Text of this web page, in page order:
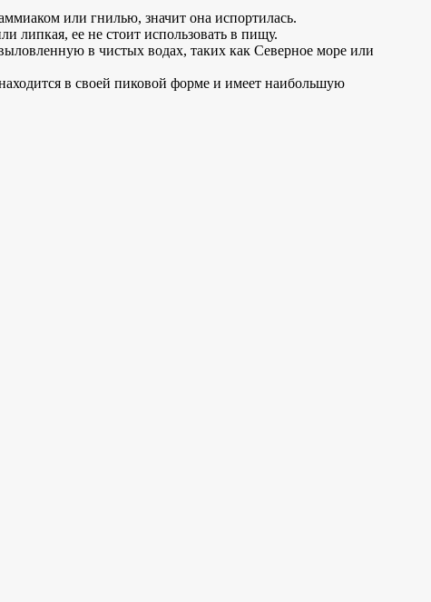
или гнилью, значит она испортилась.
липкая, ее не стоит использовать в пищу.
в чистых водах, таких как Северное море или
в своей пиковой форме и имеет наибольшую